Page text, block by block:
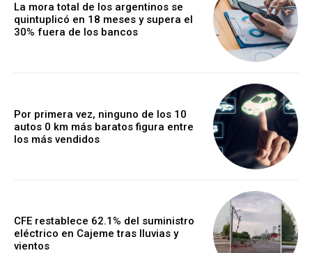
La mora total de los argentinos se
quintuplicó en 18 meses y supera el
30% fuera de los bancos
Por primera vez, ninguno de los 10
autos 0 km más baratos figura entre
los más vendidos
CFE restablece 62.1% del suministro
eléctrico en Cajeme tras lluvias y
vientos